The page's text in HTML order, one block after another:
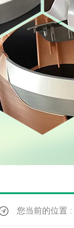
您当前的位置